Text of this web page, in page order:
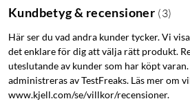
scrollning. Vision Booster gör att
Kamera som fångar
Huvudkameran på 50 MP med optisk
skarpa bilder även i svagt ljus tack
Kundbetyg & recensioner (3)
Här ser du vad andra kunder tycker. Vi
det enklare för dig att välja rätt produkt.
uteslutande av kunder som har köpt
administreras av TestFreaks. Läs mer om
www.kjell.com/se/villkor/recensioner.